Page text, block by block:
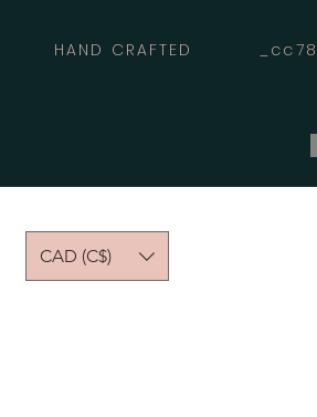
HAND CRAFTED
CAD (C$)